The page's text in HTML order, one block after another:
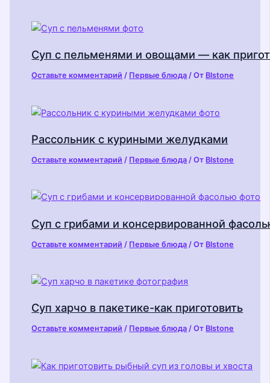
Суп с пельменями и овощами — как
Оставьте комментарий / Первые блюда / От Blstone
Рассольник с куриными желудками
Оставьте комментарий / Первые блюда / От Blstone
Суп с грибами и консервированной
Оставьте комментарий / Первые блюда / От Blstone
Суп харчо в пакетике-как приготовить
Оставьте комментарий / Первые блюда / От Blstone